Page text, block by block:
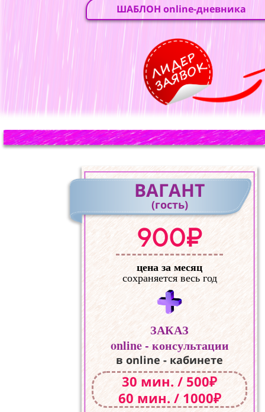
ШАБЛОН online-дневника
ВАГАНТ
(гость)
900₽
цена за месяц
сохраняется весь год
ЗАКАЗ
online - консультации
в online - кабинете
30 мин. / 500₽
60 мин. / 1000₽